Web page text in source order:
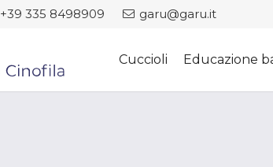
+39 335 8498909 garu@garu.it
Cuccioli Educazione